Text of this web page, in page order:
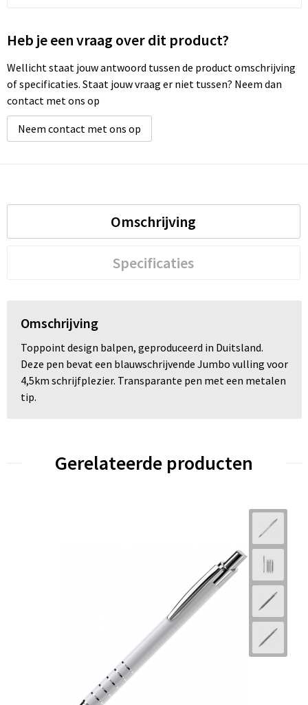
Heb je een vraag over dit product?
Wellicht staat jouw antwoord tussen de product omschrijving
of specificaties. Staat jouw vraag er niet tussen? Neem dan
contact met ons op
Neem contact met ons op
Omschrijving
Specificaties
Omschrijving
Toppoint design balpen, geproduceerd in Duitsland.
Deze pen bevat een blauwschrijvende Jumbo vulling voor
4,5km schrijfplezier. Transparante pen met een metalen
tip.
Gerelateerde producten